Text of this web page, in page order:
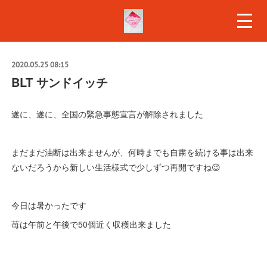
2020.05.25 08:15
BLT サンドイッチ
遂に、遂に、全国の緊急事態宣言が解除されました
まだまだ油断は出来ませんが、何時までも自粛を続ける事は出来
ないだろうから新しい生活様式で少しずつ再開ですね😉
今日は暑かったです
苺は午前と午後で50個近く収穫出来ました